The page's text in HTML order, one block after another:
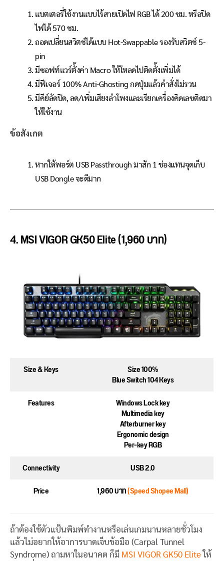
แบตเตอรี่ใช้งานแบบไร้สายเปิดไฟ RGB ได้ 200 ชม. หรือปิด
ไฟได้ 570 ชม.
ถอดเปลี่ยนสวิตช์ได้แบบ Hot-Swappable รองรับสวิตช์ 5-
pin
มีซอฟท์แวร์ตั้งค่า Macro ให้โหลดไปติดตั้งเพิ่มได้
มีฟีเจอร์ 100% Anti-Ghosting กดปุ่มแล้วคำสั่งไม่รวน
มีคีย์ลัดปิด, ลด/เพิ่มเสียงลำโพงและเรียกเครื่องคิดเลขติดมา
ให้ใช้งาน
ข้อสังเกต
หากให้พอร์ต USB Passthrough มาสัก 1 ช่องแทนจุดเก็บ
USB Dongle จะดีมาก
4. MSI VIGOR GK50 Elite (1,960 บาท)
Size & Keys Size 100%
Blue Switch 104 Keys
Features
Windows Lock key
Multimedia key
Afterburner key
Ergonomic design
Per-key RGB
Connectivity
USB 2.0
Price
1,960 บาท(Speed Shopee Mall)
ถ้าต้องใช้ตัวแป้นพิมพ์ทำงานหรือเล่นเกมนานหลายชั่วโมง
แล้วไม่อยากให้อาการบาดเจ็บข้อมือ (Carpal Tunnel
Syndrome) ถามหาในอนาคต ก็มี MSI VIGOR GK50 Elite ให้